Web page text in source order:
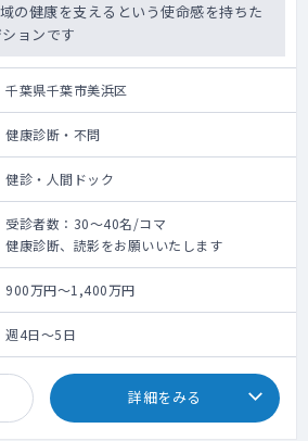
の健康を支えるという使命感を持ちた
ョンです
千葉県千葉市美浜区
健康診断・不問
健診・人間ドック
受診者数：30～40名/コマ
健康診断、読影をお願いいたします
900万円～1,400万円
週4日～5日
詳細をみる